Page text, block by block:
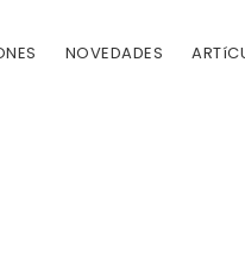
NOVEDADES